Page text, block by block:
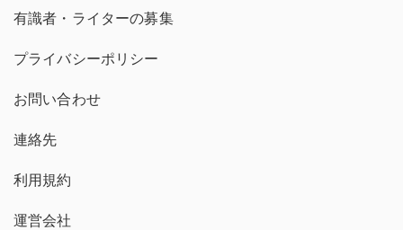
有識者・ライターの募集
プライバシーポリシー
お問い合わせ
連絡先
利用規約
運営会社